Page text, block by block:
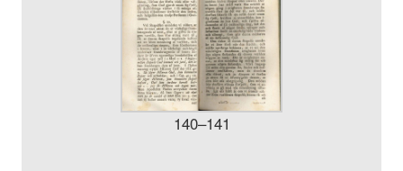
140–141